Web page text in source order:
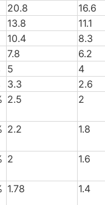
20.8 16.6
13.8 11.1
10.4 8.3
7.8 6.2
5 4
3.3 2.6
2.5 2
2.2 1.8
2 1.6
1.78 1.4